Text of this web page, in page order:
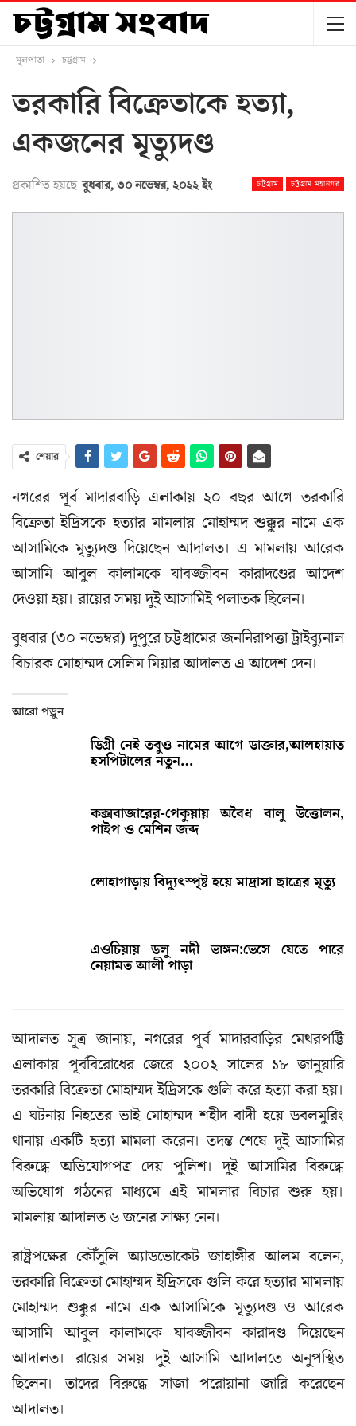
মূলপাতা চট্টগ্রাম
তরকারি বিক্রেতাকে হত্যা,
একজনের মৃত্যুদণ্ড
চট্টগ্রাম চট্টগ্রাম মহানগর
প্রকাশিত হয়ছে বুধবার, ৩০ নভেম্বর, ২০২২ ইং
শেয়ার
নগরের পূর্ব মাদারবাড়ি এলাকায় ২০ বছর আগে তরকারি
বিক্রেতা ইদ্রিসকে হত্যার মামলায় মোহাম্মদ শুক্কুর নামে এক
আসামিকে মৃত্যুদণ্ড দিয়েছেন আদালত। এ মামলায় আরেক
আসামি আবুল কালামকে যাবজ্জীবন কারাদণ্ডের আদেশ
দেওয়া হয়। রায়ের সময় দুই আসামিই পলাতক ছিলেন।
বুধবার (৩০ নভেম্বর) দুপুরে চট্টগ্রামের জননিরাপত্তা ট্রাইব্যুনাল
বিচারক মোহাম্মদ সেলিম মিয়ার আদালত এ আদেশ দেন।
আরো পড়ুন
ডিগ্রী নেই তবুও নামের আগে ডাক্তার,আলহায়াত
হসপিটালের নতুন…
কক্সবাজারের-পেকুয়ায় অবৈধ বালু উত্তোলন,
পাইপ ও মেশিন জব্দ
লোহাগাড়ায় বিদ্যুৎস্পৃষ্ট হয়ে মাদ্রাসা ছাত্রের মৃত্যু
এওচিয়ায় ডলু নদী ভাঙ্গন:ভেসে যেতে পারে
নেয়ামত আলী পাড়া
আদালত সূত্র জানায়, নগরের পূর্ব মাদারবাড়ির মেথরপট্টি
এলাকায় পূর্ববিরোধের জেরে ২০০২ সালের ১৮ জানুয়ারি
তরকারি বিক্রেতা মোহাম্মদ ইদ্রিসকে গুলি করে হত্যা করা হয়।
এ ঘটনায় নিহতের ভাই মোহাম্মদ শহীদ বাদী হয়ে ডবলমুরিং
থানায় একটি হত্যা মামলা করেন। তদন্ত শেষে দুই আসামির
বিরুদ্ধে অভিযোগপত্র দেয় পুলিশ। দুই আসামির বিরুদ্ধে
অভিযোগ গঠনের মাধ্যমে এই মামলার বিচার শুরু হয়।
মামলায় আদালত ৬ জনের সাক্ষ্য নেন।
রাষ্ট্রপক্ষের কৌঁসুলি অ্যাডভোকেট জাহাঙ্গীর আলম বলেন,
তরকারি বিক্রেতা মোহাম্মদ ইদ্রিসকে গুলি করে হত্যার মামলায়
মোহাম্মদ শুক্কুর নামে এক আসামিকে মৃত্যুদণ্ড ও আরেক
আসামি আবুল কালামকে যাবজ্জীবন কারাদণ্ড দিয়েছেন
আদালত। রায়ের সময় দুই আসামি আদালতে অনুপস্থিত
ছিলেন। তাদের বিরুদ্ধে সাজা পরোয়ানা জারি করেছেন
আদালত।